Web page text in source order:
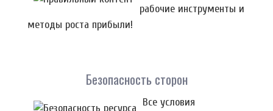
рабочие инструменты и
методы роста прибыли!
Безопасность сторон
Все условия